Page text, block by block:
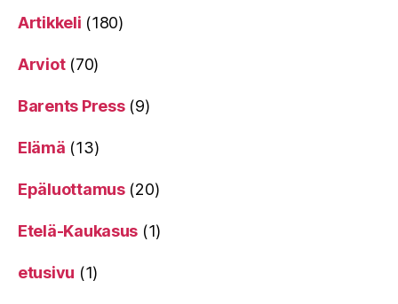
Artikkeli (180)
Arviot(70)
Barents Press(9)
Elämä (13)
Epäluottamus(20)
Etelä-Kaukasus (1)
etusivu (1)